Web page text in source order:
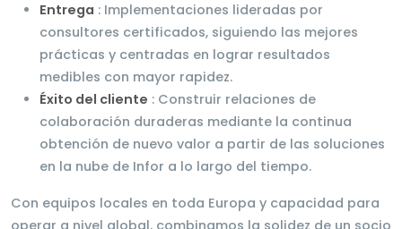
Entrega : Implementaciones lideradas por
consultores certificados, siguiendo las mejores
prácticas y centradas en lograr resultados
medibles con mayor rapidez.
Éxito del cliente : Construir relaciones de
colaboración duraderas mediante la continua
obtención de nuevo valor a partir de las soluciones
en la nube de Infor a lo largo del tiempo.
Con equipos locales en toda Europa y capacidad para
operar a nivel global, combinamos la solidez de un socio